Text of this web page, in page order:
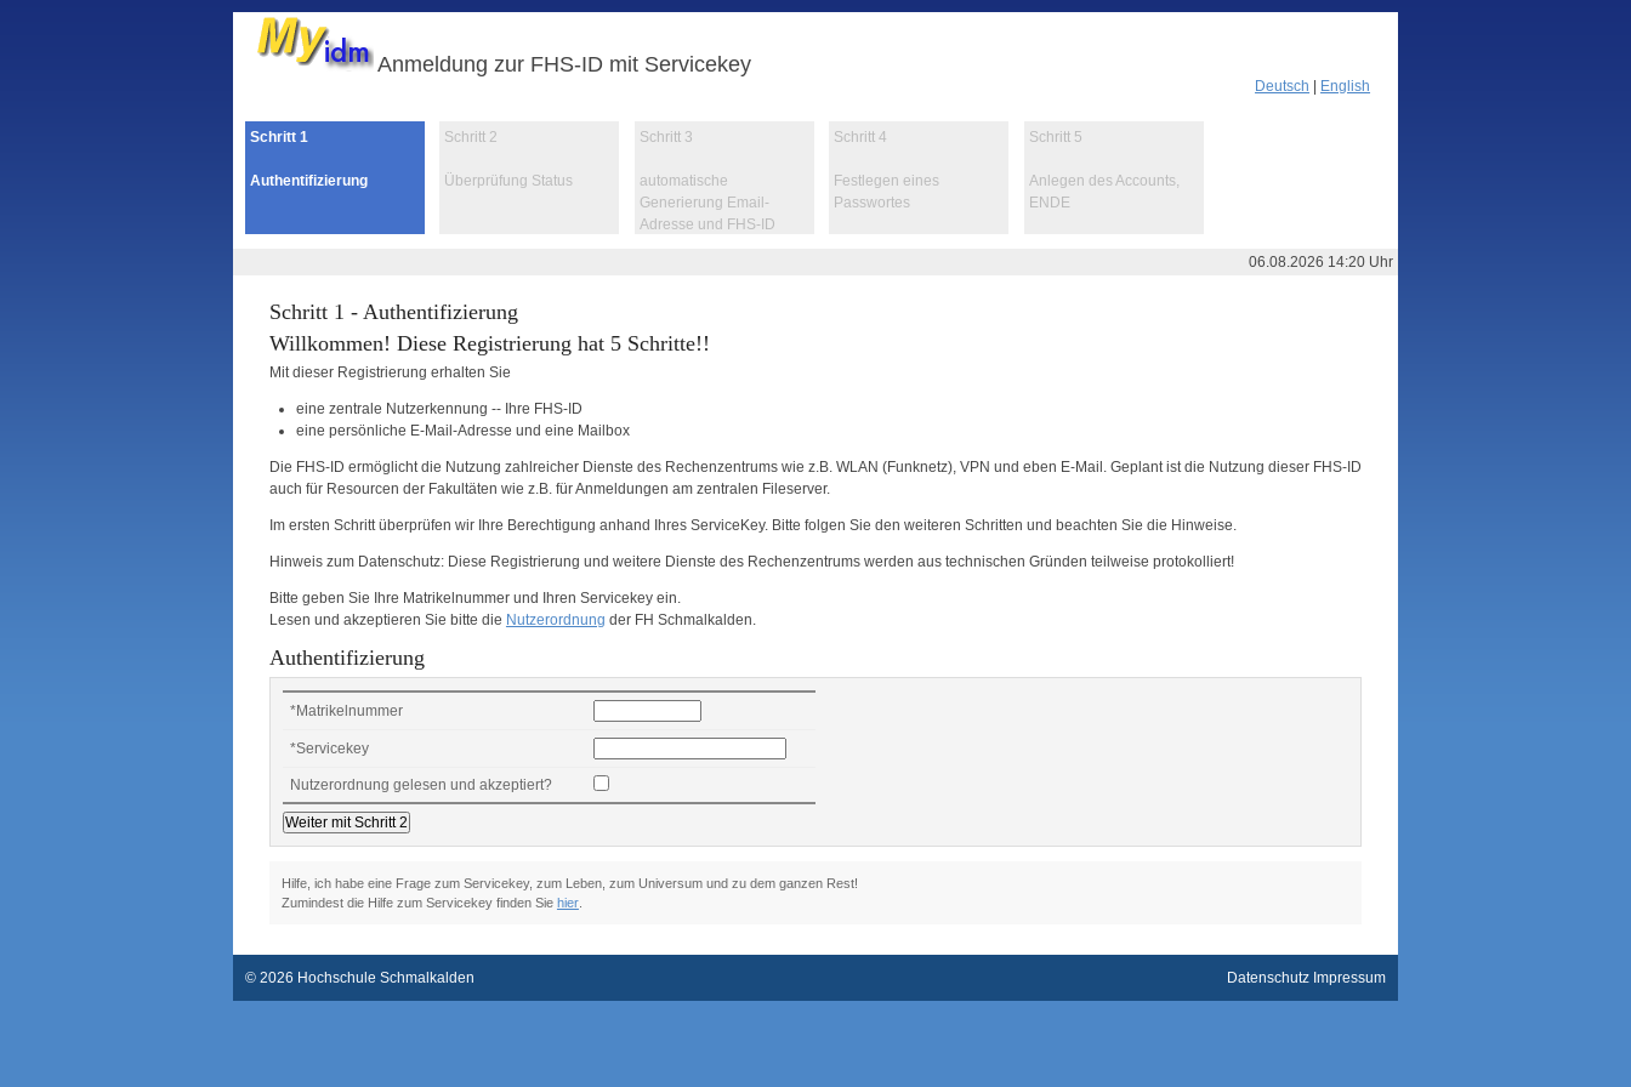
Anmeldung zur FHS-ID mit Servicekey
Deutsch English
Schritt1
Authentifizierung
Schritt 2
Überprüfung Status
Schritt3
automatische
Generierung Email-
Adresse und FHS-ID
Schritt 4
Festlegen eines
Passwortes
Schritt5
Anlegen des Accounts,
ENDE
06.08.2026 14:20 Uhr
Schritt 1 - Authentifizierung
Willkommen! Diese Registrierung hat 5 Schritte!!
Mit dieser Registrierung erhalten Sie
eine zentrale Nutzerkennung -- Ihre FHS-ID
eine persönliche E-Mail-Adresse und eine Mailbox
Die FHS-ID ermöglicht die Nutzung zahlreicher Dienste des Rechenzentrums wie z.B. WLAN (Funknetz), VPN und eben E-Mail. Geplant ist die Nutzung dieser FHS-ID
auch für Resourcen der Fakultäten wie z.B. für Anmeldungen am zentralen Fileserver.
Im ersten Schritt überprüfen wir Ihre Berechtigung anhand Ihres ServiceKey. Bitte folgen Sie den weiteren Schritten und beachten Sie die Hinweise.
Hinweis zum Datenschutz: Diese Registrierung und weitere Dienste des Rechenzentrums werden aus technischen Gründen teilweise protokolliert!
Bitte geben Sie Ihre Matrikelnummer und Ihren Servicekey ein.
Lesen und akzeptieren Sie bitte die Nutzerordnung der FH Schmalkalden.
Authentifizierung
*Matrikelnummer
*Servicekey
Nutzerordnung gelesen und akzeptiert?
Hilfe, ich habe eine Frage zum Servicekey, zum Leben, zum Universum und zu dem ganzen Rest!
Zumindest die Hilfe zum Servicekey finden Sie hier.
© 2026 Hochschule Schmalkalden Datenschutz Impressum